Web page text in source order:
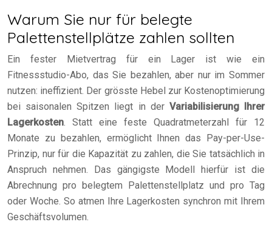
Warum Sie nur für belegte
Palettenstellplätze zahlen sollten
Ein fester Mietvertrag für ein Lager ist wie ein
Fitnessstudio-Abo, das Sie bezahlen, aber nur im Sommer
nutzen: ineffizient. Der grösste Hebel zur Kostenoptimierung
bei saisonalen Spitzen liegt in der Variabilisierung Ihrer
Lagerkosten. Statt eine feste Quadratmeterzahl für 12
Monate zu bezahlen, ermöglicht Ihnen das Pay-per-Use-
Prinzip, nur für die Kapazität zu zahlen, die Sie tatsächlich in
Anspruch nehmen. Das gängigste Modell hierfür ist die
Abrechnung pro belegtem Palettenstellplatz und pro Tag
oder Woche. So atmen Ihre Lagerkosten synchron mit Ihrem
Geschäftsvolumen.